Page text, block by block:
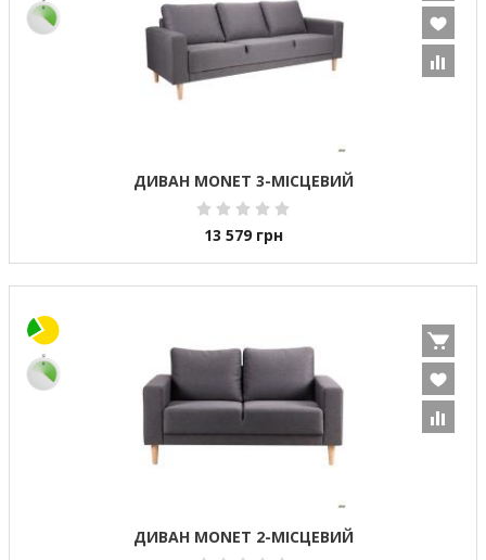
ДИВАН MONET 3-МІСЦЕВИЙ
13 579 грн
ДИВАН MONET 2-МІСЦЕВИЙ